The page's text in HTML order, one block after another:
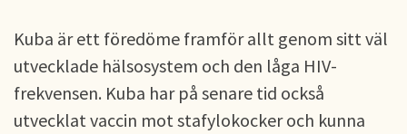
Kuba är ett föredöme framför allt genom sitt väl
utvecklade hälsosystem och den låga HIV-
frekvensen. Kuba har på senare tid också
utvecklat vaccin mot stafylokocker och kunna